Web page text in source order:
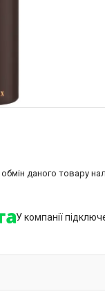
даного товару
У компанії